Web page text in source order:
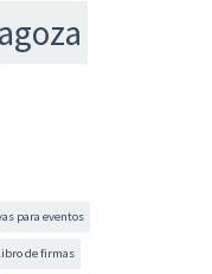
para eventos
libro de firmas